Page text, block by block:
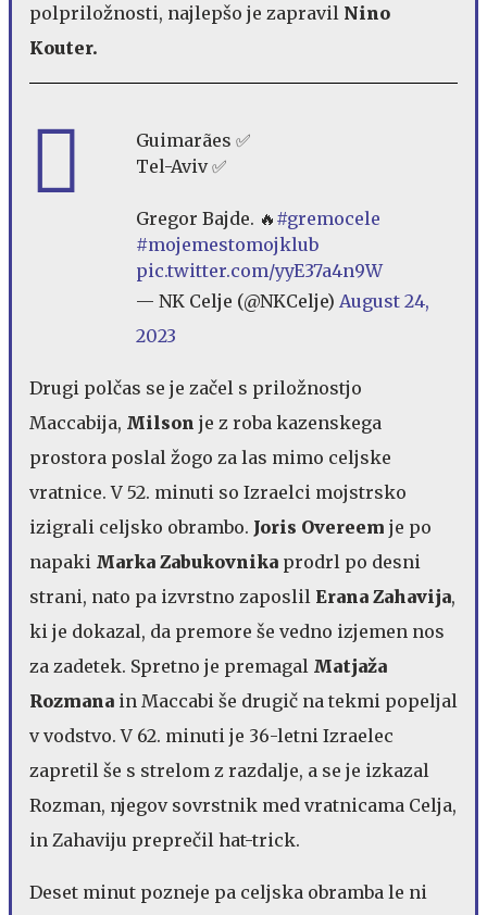
polpriložnosti, najlepšo je zapravil Nino
Kouter.
Guimarães ✅️
Tel-Aviv ✅️
Gregor Bajde. 🔥 #gremocele
#mojemestomojklub
pic.twitter.com/yyE37a4n9W
— NK Celje (@NKCelje) August 24,
2023
Drugi polčas se je začel s priložnostjo
Maccabija, Milson je z roba kazenskega
prostora poslal žogo za las mimo celjske
vratnice. V 52. minuti so Izraelci mojstrsko
izigrali celjsko obrambo. Joris Overeem je po
napaki Marka Zabukovnika prodrl po desni
strani, nato pa izvrstno zaposlil Erana Zahavija,
ki je dokazal, da premore še vedno izjemen nos
za zadetek. Spretno je premagal Matjaža
Rozmana in Maccabi še drugič na tekmi popeljal
v vodstvo. V 62. minuti je 36-letni Izraelec
zapretil še s strelom z razdalje, a se je izkazal
Rozman, njegov sovrstnik med vratnicama Celja,
in Zahaviju preprečil hat-trick.
Deset minut pozneje pa celjska obramba le ni